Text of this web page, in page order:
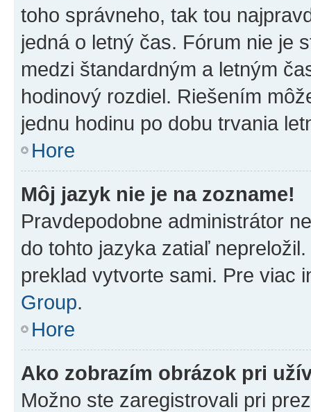
toho správneho, tak tou
jedná o letný čas. Fórum nie je
medzi štandardným a letným
hodinový rozdiel. Riešením
jednu hodinu po dobu trvania
Hore
Môj jazyk nie je na zozname!
Pravdepodobne administrátor
do tohto jazyka zatiaľ
preklad vytvorte sami. Pre viac
Group.
Hore
Ako zobrazím obrázok pri
Možno ste zaregistrovali pri